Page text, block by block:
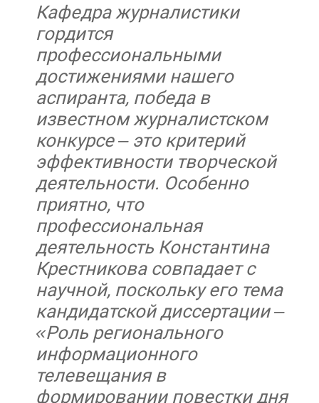
Кафедра журналистики
гордится
профессиональными
достижениями нашего
аспиранта, победа в
известном журналистском
конкурсе – это критерий
эффективности творческой
деятельности. Особенно
приятно, что
профессиональная
деятельность Константина
Крестникова совпадает с
научной, поскольку его тема
кандидатской диссертации –
«Роль регионального
информационного
телевещания в
формировании повестки дня